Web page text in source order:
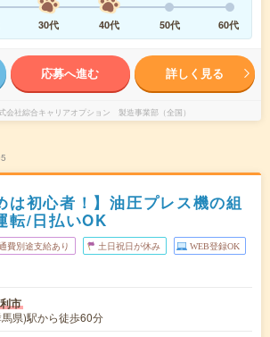
30代 40代 50代 60代
応募へ進む 詳しく見る
会社綜合キャリアオプション 製造事業部（全国）
は初心者！】油圧プレス機の組
転/日払いOK
費別途支給あり 土日祝日が休み WEB登録OK
市
県)駅から徒歩60分